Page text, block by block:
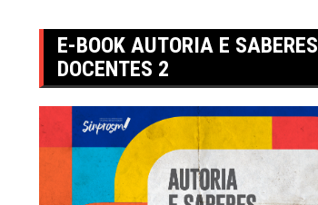
E-BOOK AUTORIA E SABERES
DOCENTES 2